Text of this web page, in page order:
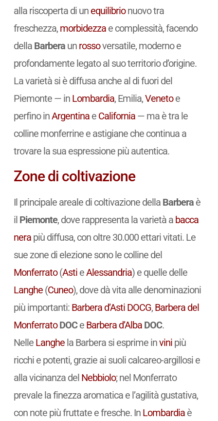
alla riscoperta di un equilibrionuovo tra
freschezza, morbidezzae complessità, facendo
della Barberaun rossoversatile, moderno e
profondamente legato al suo territorio d’origine.
La varietà si è diffusa anche al di fuori del
Piemonte — in Lombardia, Emilia,Venetoe
perfino inArgentinae California— ma è tra le
colline monferrine e astigiane che continua a
trovare la sua espressione più autentica.
Zone di coltivazione
Il principale areale di coltivazione della Barberaè
il Piemonte, dove rappresenta la varietà a bacca
nerapiù diffusa, con oltre 30.000 ettari vitati. Le
sue zone di elezione sono le colline del
Monferrato(AstieAlessandria) e quelle delle
Langhe(Cuneo), dove dà vita alle denominazioni
più importanti: Barbera d’Asti DOCG, Barbera del
MonferratoDOCe Barbera d’AlbaDOC.
Nelle Langhela Barbera si esprime invinipiù
ricchi e potenti, grazie ai suoli calcareo-argillosi e
alla vicinanza del Nebbiolo; nel Monferrato
prevale la finezza aromatica e l’agilità gustativa,
con note più fruttate e fresche. In Lombardiaè